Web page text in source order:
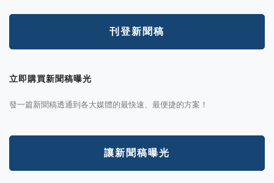
刊登新聞稿
立即購買新聞稿曝光
發一篇新聞稿透通到各大媒體的最快速、最便捷的方案！
讓新聞稿曝光